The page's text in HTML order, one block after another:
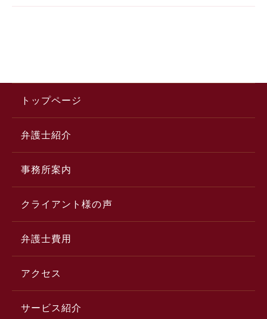
トップページ
弁護士紹介
事務所案内
クライアント様の声
弁護士費用
アクセス
サービス紹介